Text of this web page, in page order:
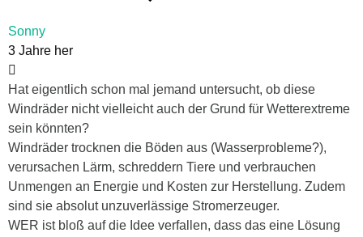
Sonny
3 Jahre her
Hat eigentlich schon mal jemand untersucht, ob diese
Windräder nicht vielleicht auch der Grund für Wetterextreme
sein könnten?
Windräder trocknen die Böden aus (Wasserprobleme?),
verursachen Lärm, schreddern Tiere und verbrauchen
Unmengen an Energie und Kosten zur Herstellung. Zudem
sind sie absolut unzuverlässige Stromerzeuger.
WER ist bloß auf die Idee verfallen, dass das eine Lösung